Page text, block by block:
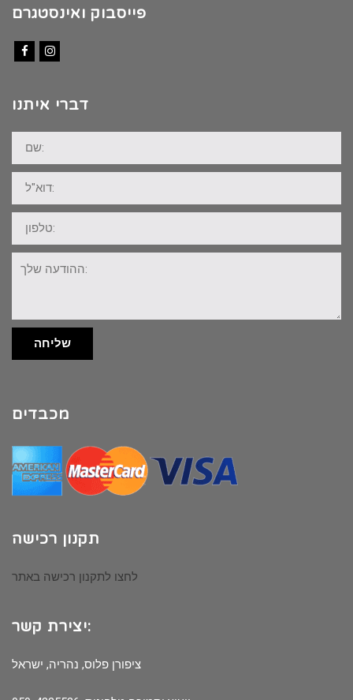
פייסבוק ואינסטגרם
דברי איתנו
שם:
דוא"ל:
טלפון:
ההודעה
שלך:
שליחה
מכבדים
תקנון רכישה
לחצו לתקנון רכישה באתר
יצירת קשר:
ציפורן פלוס, נהריה, ישראל